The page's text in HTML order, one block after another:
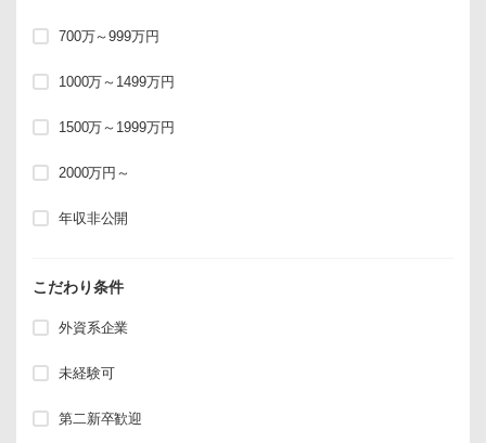
700万～999万円
1000万～1499万円
1500万～1999万円
2000万円～
年収非公開
こだわり条件
外資系企業
未経験可
第二新卒歓迎